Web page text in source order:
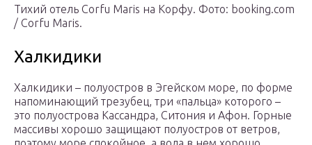
Тихий отель Corfu Maris на Корфу. Фото: booking.com
/ Corfu Maris.
Халкидики
Халкидики – полуостров в Эгейском море, по форме
напоминающий трезубец, три «пальца» которого –
это полуострова Кассандра, Ситония и Афон. Горные
массивы хорошо защищают полуостров от ветров,